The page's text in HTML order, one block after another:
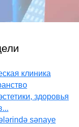
клиника
здоровья
sənaye